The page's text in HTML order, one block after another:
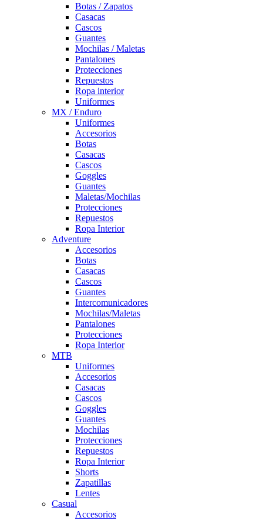
Botas / Zapatos
Casacas
Cascos
Guantes
Mochilas / Maletas
Pantalones
Protecciones
Repuestos
Ropa interior
Uniformes
MX / Enduro
Uniformes
Accesorios
Botas
Casacas
Cascos
Goggles
Guantes
Maletas/Mochilas
Protecciones
Repuestos
Ropa Interior
Adventure
Accesorios
Botas
Casacas
Cascos
Guantes
Intercomunicadores
Mochilas/Maletas
Pantalones
Protecciones
Ropa Interior
MTB
Uniformes
Accesorios
Casacas
Cascos
Goggles
Guantes
Mochilas
Protecciones
Repuestos
Ropa Interior
Shorts
Zapatillas
Lentes
Casual
Accesorios